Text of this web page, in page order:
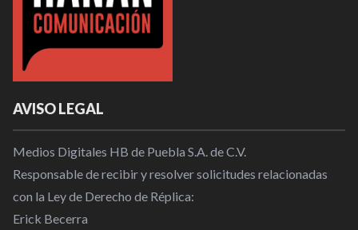
AVISO LEGAL
Medios Digitales HB de Puebla S.A. de C.V.
Responsable de recibir y resolver solicitudes relacionadas
con la Ley de Derecho de Réplica:
Erick Becerra